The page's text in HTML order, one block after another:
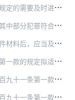
刑法分则第一章规定的危害国家安全犯罪案件和危害国家…
可以对该部分犯罪案件适用缺席审判程序。
，并告知其近亲属有权代为委托辩护人。
院、人民法院应当重点审查以下内容：
审查后，应当按照下列情形分别处理：
被告人，传票应当载明被告人到案期限以及不按要求到案…